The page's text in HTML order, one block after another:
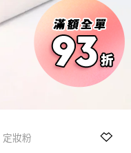
定妝粉